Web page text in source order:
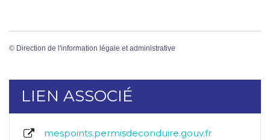
© Direction de l'information légale et administrative
LIEN ASSOCIÉ
mespoints.permisdeconduire.gouv.fr